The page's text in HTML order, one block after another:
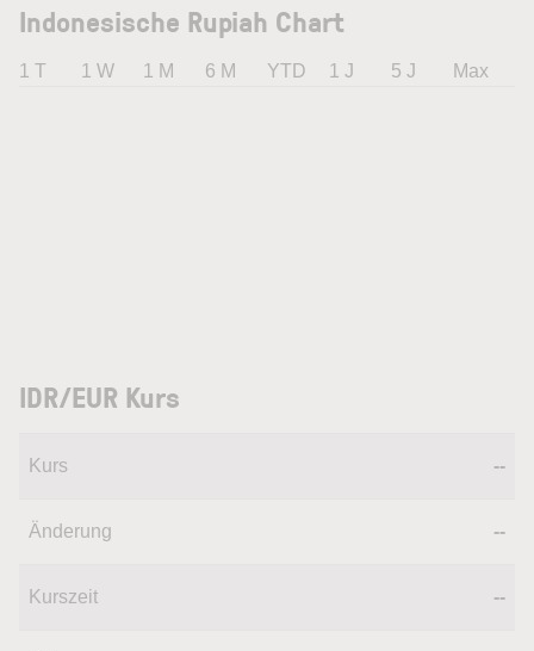
Indonesische Rupiah Chart
1 T 1 W 1 M 6 M YTD 1 J 5 J Max
IDR/EUR Kurs
Kurs --
Änderung --
Kurszeit --